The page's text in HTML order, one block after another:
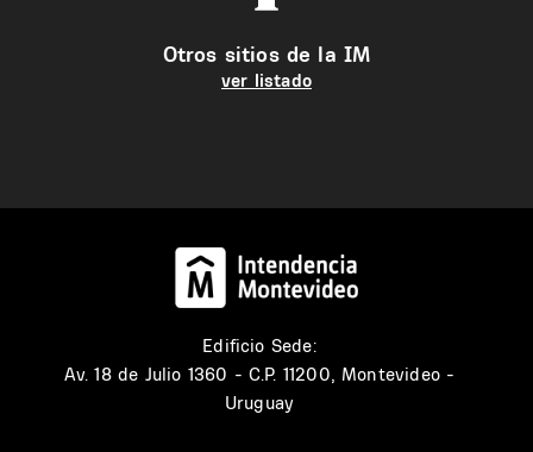
Otros sitios de la IM
ver listado
Edificio Sede:
Av. 18 de Julio 1360 - C.P. 11200, Montevideo -
Uruguay